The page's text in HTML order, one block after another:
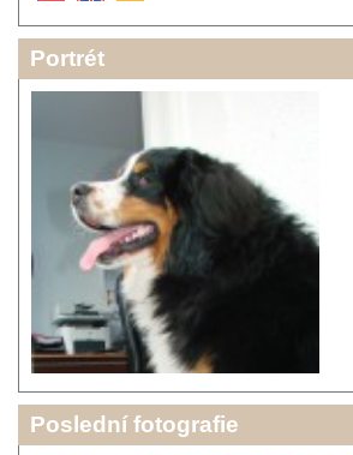
Portrét
Poslední fotografie